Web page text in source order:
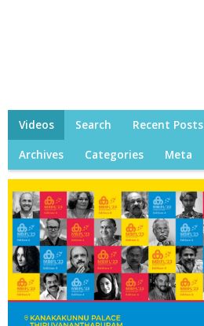
Videos Search Recent Posts
Archives Categories Meta